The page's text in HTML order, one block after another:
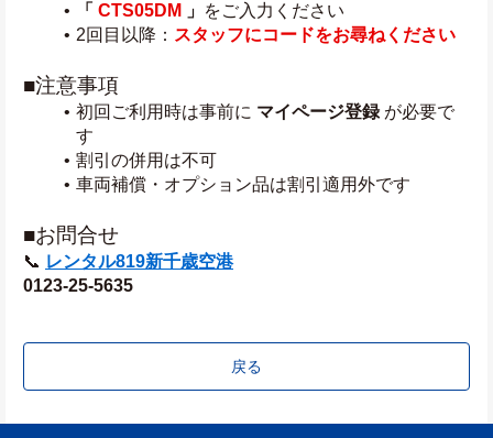
「 CTS05DM 」 をご入力ください
2回目以降： スタッフにコードをお尋ねください
■注意事項
初回ご利用時は事前に マイページ登録 が必要で
す
割引の併用は不可
車両補償・オプション品は割引適用外です
■お問合せ
📞 レンタル819新千歳空港
0123-25-5635
戻る